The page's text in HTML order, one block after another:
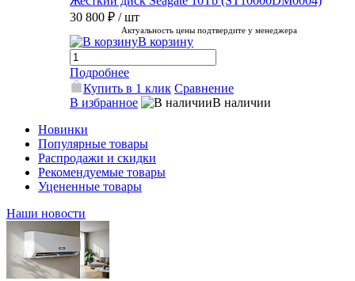
30 800 ₽ / шт
Актуальность цены подтвердите у менеджера
В корзину
Подробнее
Купить в 1 клик Сравнение
В избранное
В наличии
Новинки
Популярные товары
Распродажи и скидки
Рекомендуемые товары
Уцененные товары
Наши новости